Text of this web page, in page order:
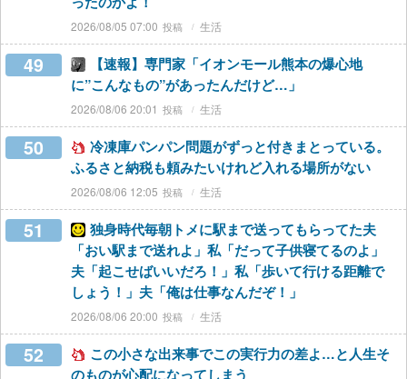
2026/08/05 07:00 生活
49
【速報】専門家「イオンモール熊本の爆心地
に”こんなもの”があったんだけど…」
2026/08/06 20:01 生活
50
冷凍庫パンパン問題がずっと付きまとっている。
ふるさと納税も頼みたいけれど入れる場所がない
2026/08/06 12:05 生活
51
独身時代毎朝トメに駅まで送ってもらってた夫
「おい駅まで送れよ」私「だって子供寝てるのよ」
夫「起こせばいいだろ！」私「歩いて行ける距離で
しょう！」夫「俺は仕事なんだぞ！」
2026/08/06 20:00 生活
52
この小さな出来事でこの実行力の差よ…と人生そ
のものが心配になってしまう